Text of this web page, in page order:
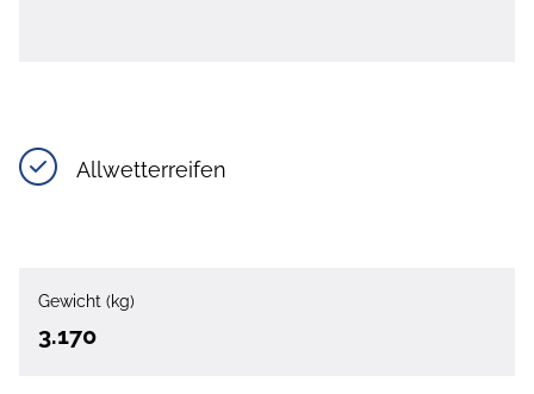
Allwetterreifen
Gewicht (kg)
3.170